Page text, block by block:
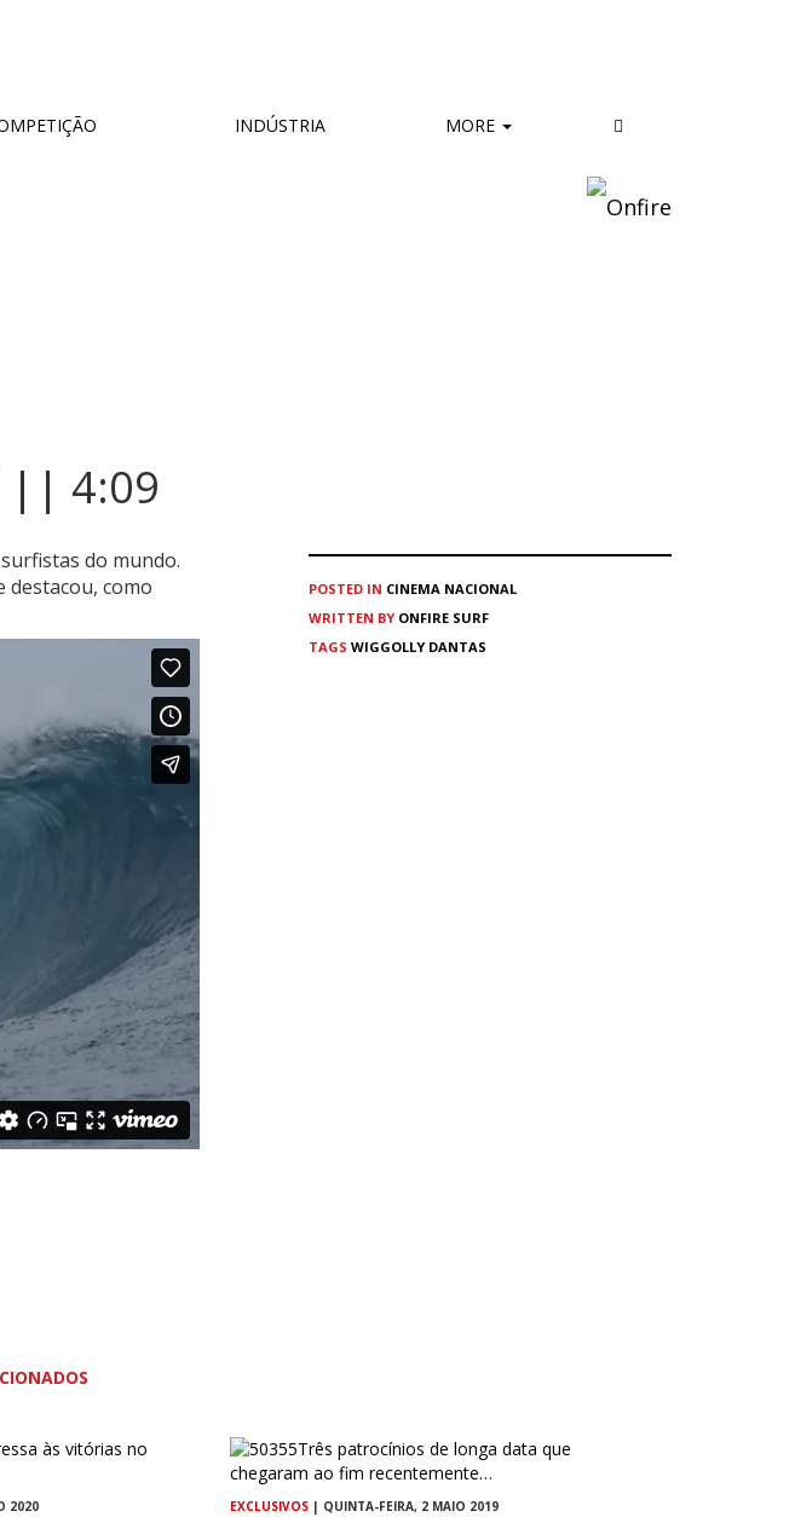
INDÚSTRIA MORE
|| 4:09
do mundo.
como
POSTED IN CINEMA NACIONAL
WRITTEN BY ONFIRE SURF
TAGS WIGGOLLY DANTAS
2020 EXCLUSIVOS | QUINTA-FEIRA, 2 MAIO 2019